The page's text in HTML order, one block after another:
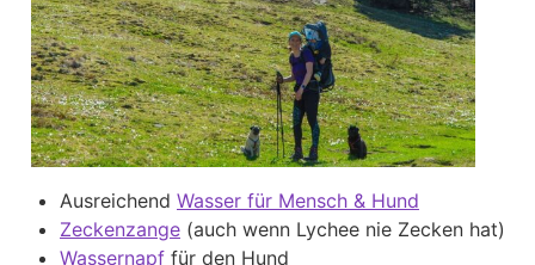
Ausreichend Wasser für Mensch & Hund
Zeckenzange (auch wenn Lychee nie Zecken hat)
Wassernapf für den Hund